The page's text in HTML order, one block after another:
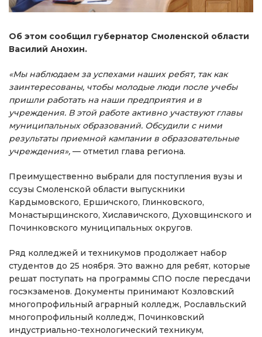
Об этом сообщил губернатор Смоленской области
Василий Анохин.
«Мы наблюдаем за успехами наших ребят, так как
заинтересованы, чтобы молодые люди после учебы
пришли работать на наши предприятия и в
учреждения. В этой работе активно участвуют главы
муниципальных образований. Обсудили с ними
результаты приемной кампании в образовательные
учреждения», — отметил глава региона.
Преимущественно выбрали для поступления вузы и
ссузы Смоленской области выпускники
Кардымовского, Ершичского, Глинковского,
Монастырщинского, Хиславичского, Духовщинского и
Починковского муниципальных округов.
Ряд колледжей и техникумов продолжает набор
студентов до 25 ноября. Это важно для ребят, которые
решат поступать на программы СПО после пересдачи
госэкзаменов. Документы принимают Козловский
многопрофильный аграрный колледж, Рославльский
многопрофильный колледж, Починковский
индустриально-технологический техникум,